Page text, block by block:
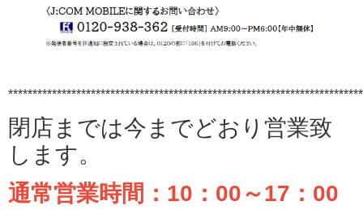
閉店までは今までどおり営業致
します。
通常営業時間：10：00～17 ：00